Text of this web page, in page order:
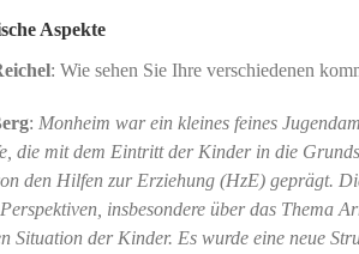
Aspekte
: Wie sehen Sie Ihre verschiedenen
: Monheim war ein kleines feines
die mit dem Eintritt der Kinder in die
den Hilfen zur Erziehung (HzE) geprägt.
insbesondere über das Thema
Situation der Kinder. Es wurde eine neue